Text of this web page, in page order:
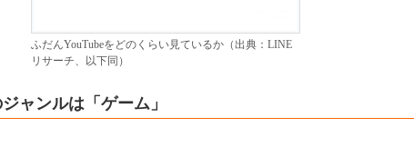
ふだんYouTubeをどのくらい見ているか（出典：LINE
リサーチ、以下同）
ャンルは「ゲーム」